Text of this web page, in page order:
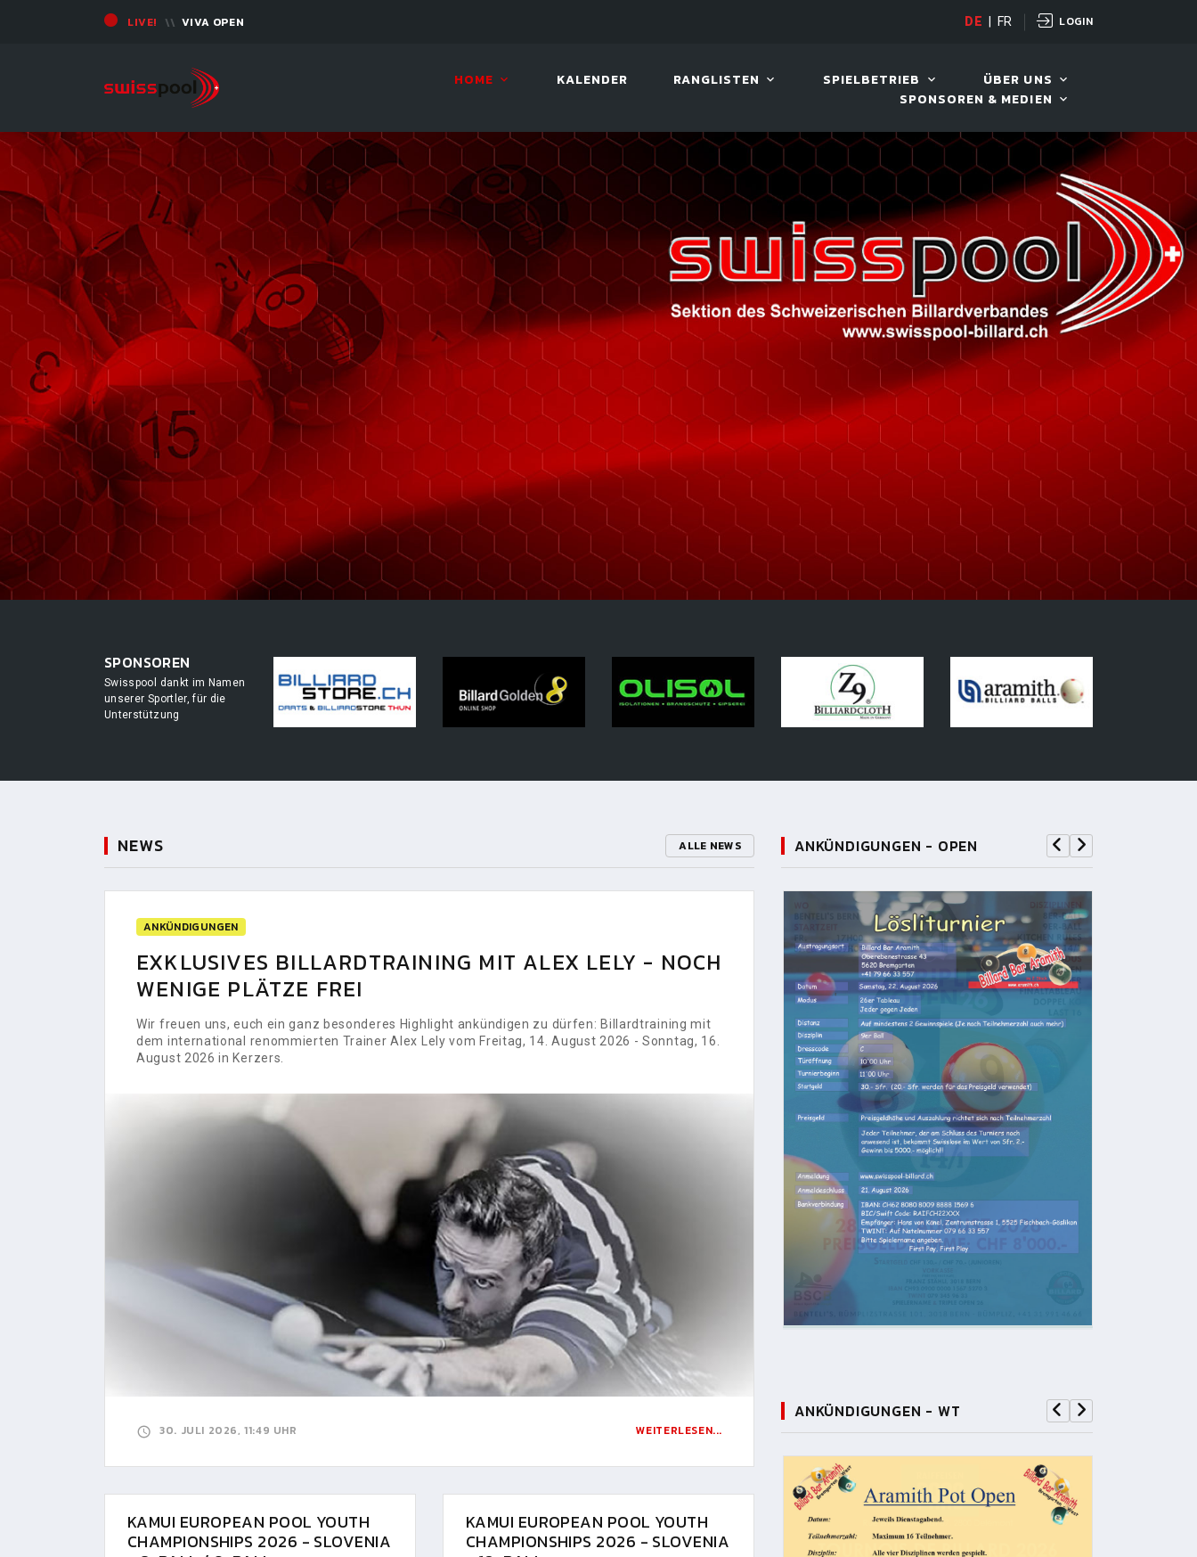
LIVE! VIVA OPEN LIVE! VIVA OPEN
DE FR LOGIN
HOME KALENDER RANGLISTEN SPIELBETRIEB
ÜBER UNS
SPONSOREN & MEDIEN
SPONSOREN
Swisspool dankt im Namen
unserer Sportler, für die
Unterstützung
NEWS ALLE NEWS
ANKÜNDIGUNGEN
EXKLUSIVES BILLARDTRAINING MIT ALEX LELY - NOCH
WENIGE PLÄTZE FREI
Wir freuen uns, euch ein ganz besonderes Highlight ankündigen zu dürfen: Billardtraining mit
dem international renommierten Trainer Alex Lely vom Freitag, 14. August 2026 - Sonntag, 16.
August 2026 in Kerzers.
30. JULI 2026, 11:49 UHR WEITERLESEN...
KAMUI EUROPEAN POOL YOUTH
CHAMPIONSHIPS 2026 - SLOVENIA
KAMUI EUROPEAN POOL YOUTH
CHAMPIONSHIPS 2026 - SLOVENIA
ANKÜNDIGUNGEN - OPEN
ANKÜNDIGUNGEN - WT